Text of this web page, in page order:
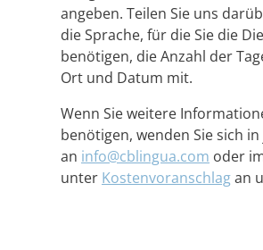
angeben. Teilen Sie uns
die Sprache, für die Sie die
benötigen, die Anzahl der
Ort und Datum mit.
Wenn Sie weitere
benötigen, wenden Sie sich in
an info@cblingua.com oder
unter Kostenvoranschlagan